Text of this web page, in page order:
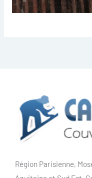
Région Parisienne,